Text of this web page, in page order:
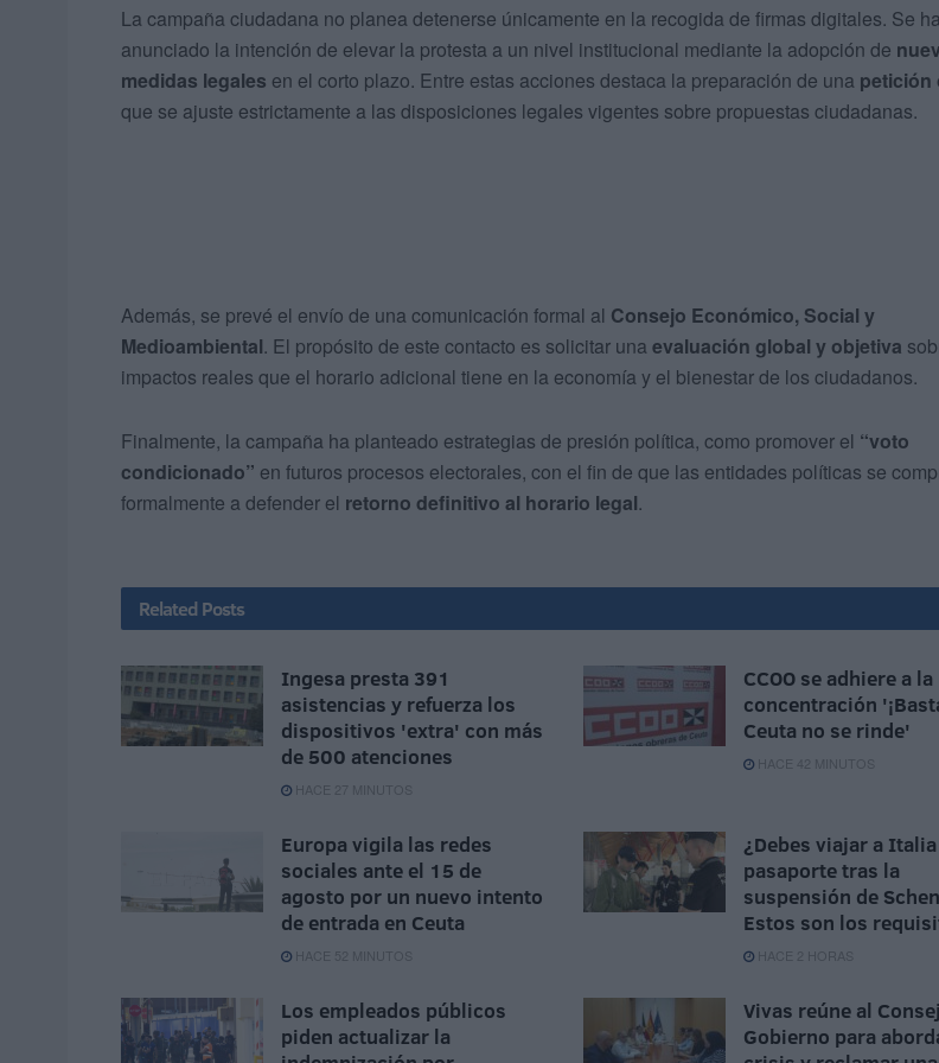
La campaña ciudadana no planea detenerse únicamente en la recogida de firmas digitales. Se ha
anunciado la intención de elevar la protesta a un nivel institucional mediante la adopción de
medidas legales en el corto plazo. Entre estas acciones destaca la preparación de una petición
que se ajuste estrictamente a las disposiciones legales vigentes sobre propuestas ciudadanas.
Además, se prevé el envío de una comunicación formal al Consejo Económico, Social y
Medioambiental. El propósito de este contacto es solicitar una evaluación global y objetiva
impactos reales que el horario adicional tiene en la economía y el bienestar de los ciudadanos.
Finalmente, la campaña ha planteado estrategias de presión política, como promover el “voto
condicionado” en futuros procesos electorales, con el fin de que las entidades políticas se
formalmente a defender el retorno definitivo al horario legal.
Related Posts
Ingesa presta 391
asistencias y refuerza los
dispositivos 'extra' con más
de 500 atenciones
HACE 27 MINUTOS
CCOO se adhiere a la
concentración
Ceuta no se rinde'
HACE 42 MINUTOS
Europa vigila las redes
sociales ante el 15 de
agosto por un nuevo intento
de entrada en Ceuta
HACE 52 MINUTOS
¿Debes viajar a
pasaporte tras la
suspensión de
Estos son los
HACE 2 HORAS
Los empleados públicos
piden actualizar la
Vivas reúne al
Gobierno para